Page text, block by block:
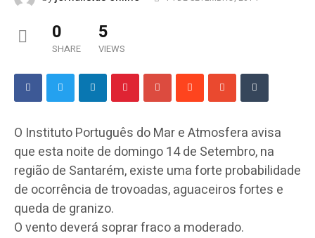
0
SHARE
5
VIEWS
O Instituto Português do Mar e Atmosfera avisa
que esta noite de domingo 14 de Setembro, na
região de Santarém, existe uma forte probabilidade
de ocorrência de trovoadas, aguaceiros fortes e
queda de granizo.
O vento deverá soprar fraco a moderado.